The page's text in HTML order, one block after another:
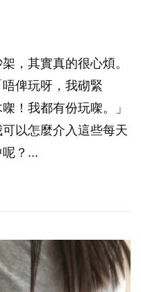
，其實真的很心煩。
俾玩呀，我砌緊
！我都有份玩㗎。」
以怎麼介入這些每天
？...